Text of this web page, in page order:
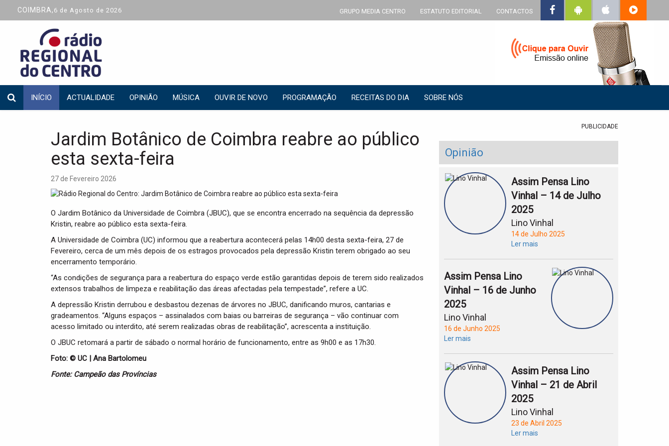
COIMBRA, 6 de Agosto de 2026 GRUPO MEDIA CENTRO ESTATUTO EDITORIAL CONTACTOS
INÍCIO ACTUALIDADE OPINIÃO MÚSICA OUVIR DE NOVO PROGRAMAÇÃO RECEITAS DO DIA SOBRE NÓS
Jardim Botânico de Coimbra reabre ao público
esta sexta-feira
27 de Fevereiro 2026
O Jardim Botânico da Universidade de Coimbra (JBUC), que se encontra encerrado na sequência da depressão
Kristin, reabre ao público esta sexta-feira.
A Universidade de Coimbra (UC) informou que a reabertura acontecerá pelas 14h00 desta sexta-feira, 27 de
Fevereiro, cerca de um mês depois de os estragos provocados pela depressão Kristin terem obrigado ao seu
encerramento temporário.
“As condições de segurança para a reabertura do espaço verde estão garantidas depois de terem sido realizados
extensos trabalhos de limpeza e reabilitação das áreas afectadas pela tempestade”, refere a UC.
A depressão Kristin derrubou e desbastou dezenas de árvores no JBUC, danificando muros, cantarias e
gradeamentos. “Alguns espaços – assinalados com baias ou barreiras de segurança – vão continuar com
acesso limitado ou interdito, até serem realizadas obras de reabilitação”, acrescenta a instituição.
O JBUC retomará a partir de sábado o normal horário de funcionamento, entre as 9h00 e as 17h30.
Foto: © UC | Ana Bartolomeu
Fonte: Campeão das Províncias
PUBLICIDADE
Opinião
Assim Pensa Lino
Vinhal – 14 de Julho
2025
Lino Vinhal
14 de Julho 2025
Ler mais
Assim Pensa Lino
Vinhal – 16 de Junho
2025
Lino Vinhal
16 de Junho 2025
Ler mais
Assim Pensa Lino
Vinhal – 21 de Abril
2025
Lino Vinhal
23 de Abril 2025
Ler mais